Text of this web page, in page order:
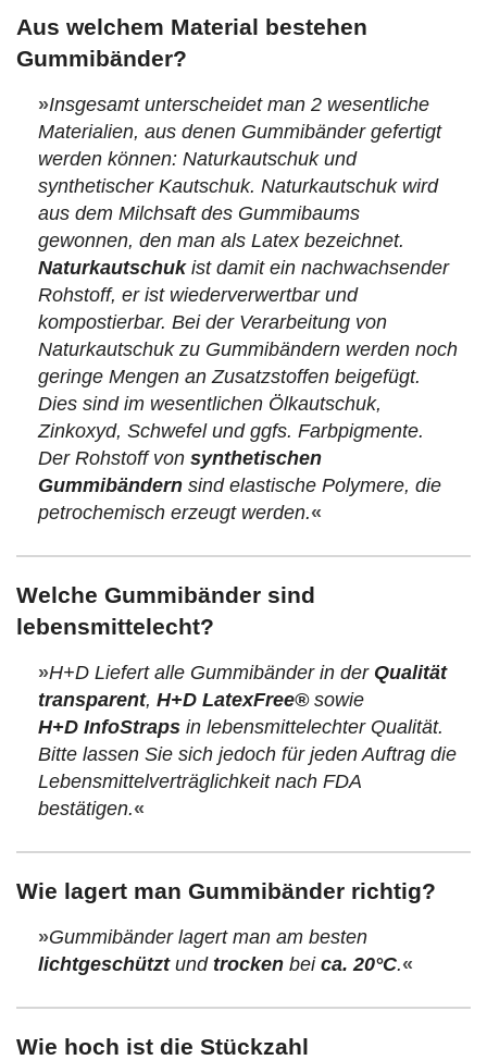
Aus welchem Material bestehen
Gummibänder?
»Insgesamt unterscheidet man 2 wesentliche
Materialien, aus denen Gummibänder gefertigt
werden können: Naturkautschuk und
synthetischer Kautschuk. Naturkautschuk wird
aus dem Milchsaft des Gummibaums
gewonnen, den man als Latex bezeichnet.
Naturkautschukist damit ein nachwachsender
Rohstoff, er ist wiederverwertbar und
kompostierbar. Bei der Verarbeitung von
Naturkautschuk zu Gummibändern werden noch
geringe Mengen an Zusatzstoffen beigefügt.
Dies sind im wesentlichen Ölkautschuk,
Zinkoxyd, Schwefel und ggfs. Farbpigmente.
Der Rohstoff von synthetischen
Gummibändern sind elastische Polymere, die
petrochemisch erzeugt werden.«
Welche Gummibänder sind
lebensmittelecht?
»H+D Liefert alle Gummibänder in der Qualität
transparent, H+D LatexFree®sowie
H+D InfoStraps in lebensmittelechter Qualität.
Bitte lassen Sie sich jedoch für jeden Auftrag die
Lebensmittelverträglichkeit nach FDA
bestätigen.«
Wie lagert man Gummibänder richtig?
»Gummibänder lagert man am besten
lichtgeschütztundtrocken bei ca. 20°C.«
Wie hoch ist die Stückzahl